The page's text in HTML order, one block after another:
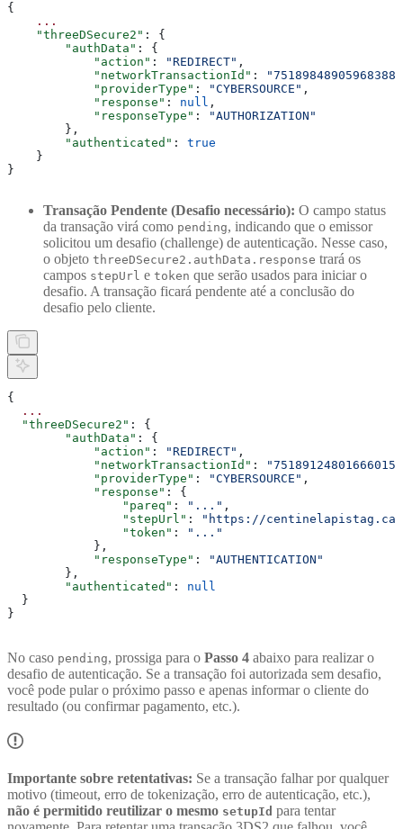
{
    ...
    "threeDSecure2"
: {
        "authData"
: {
            "action"
: "REDIRECT" ,
            "networkTransactionId"
:
            "providerType"
: "CYBERSOURCE" ,
            "response"
: null ,
            "responseType"
:
"AUTHORIZATION"
        },
        "authenticated"
: true
    }
}
Transação Pendente (Desafio necessário): O campo status
da transação virá como pending, indicando que o emissor
solicitou um desafio (challenge) de autenticação. Nesse caso,
o objeto threeDSecure2.authData.response trará os
campos stepUrl e token que serão usados para iniciar o
desafio. A transação ficará pendente até a conclusão do
desafio pelo cliente.
{
  ...
  "threeDSecure2"
: {
        "authData"
: {
            "action"
: "REDIRECT" ,
            "networkTransactionId"
:
            "providerType"
: "CYBERSOURCE" ,
            "response"
: {
                "pareq"
: "..." ,
                "stepUrl"
:
"https://
                "token"
:
"..."
            },
            "responseType"
:
"AUTHENTICATION"
        },
        "authenticated"
: null
  }
}
No caso pending, prossiga para o Passo 4 abaixo para realizar o
desafio de autenticação. Se a transação foi autorizada sem desafio,
você pode pular o próximo passo e apenas informar o cliente do
resultado (ou confirmar pagamento, etc.).
Importante sobre retentativas: Se a transação falhar por qualquer
motivo (timeout, erro de tokenização, erro de autenticação, etc.),
não é permitido reutilizar o mesmo setupId para tentar